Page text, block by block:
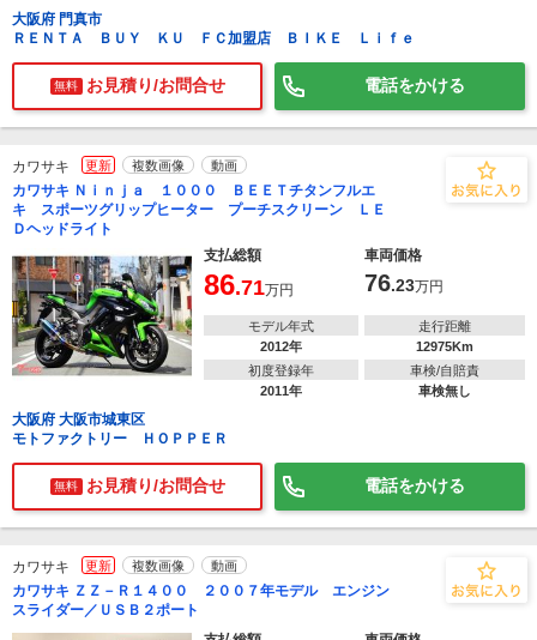
大阪府 門真市
ＲＥＮＴＡ ＢＵＹ ＫＵ ＦＣ加盟店 ＢＩＫＥ Ｌｉｆｅ
無料 お見積り/お問合せ 電話をかける
カワサキ 更新 複数画像 動画
カワサキ Ｎｉｎｊａ １０００ ＢＥＥＴチタンフルエ
キ スポーツグリップヒーター プーチスクリーン ＬＥ
Ｄヘッドライト
支払総額
車両価格
86.71万円 76.23万円
モデル年式
2012年
走行距離
12975Km
初度登録年
2011年
車検/自賠責
車検無し
大阪府 大阪市城東区
モトファクトリー ＨＯＰＰＥＲ
無料 お見積り/お問合せ 電話をかける
カワサキ 更新 複数画像 動画
カワサキ ＺＺ－Ｒ１４００ ２００７年モデル エンジン
スライダー／ＵＳＢ２ポート